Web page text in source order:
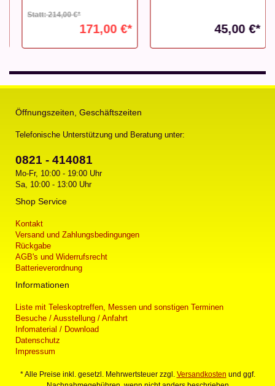
Statt: 214,00 €*
171,00 €* 45,00 €*
Öffnungszeiten, Geschäftszeiten
Telefonische Unterstützung und Beratung unter:
0821 - 414081
Mo-Fr, 10:00 - 19:00 Uhr
Sa, 10:00 - 13:00 Uhr
Shop Service
Kontakt
Versand und Zahlungsbedingungen
Rückgabe
AGB's und Widerrufsrecht
Batterieverordnung
Informationen
Liste mit Teleskoptreffen, Messen und sonstigen Terminen
Besuche / Ausstellung / Anfahrt
Infomaterial / Download
Datenschutz
Impressum
* Alle Preise inkl. gesetzl. Mehrwertsteuer zzgl. Versandkosten und ggf.